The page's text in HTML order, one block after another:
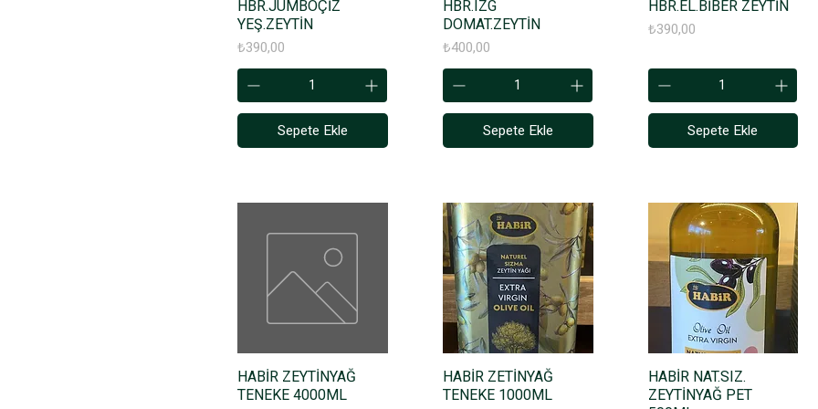
HBR.JUMBOÇİZ
YEŞ.ZEYTİN
Fiyat
₺390,00
Sepete Ekle
HBR.IZG
DOMAT.ZEYTİN
Fiyat
₺400,00
Sepete Ekle
HBR.EL.BİBER ZEYTİN
Fiyat
₺390,00
Sepete Ekle
HABİR ZEYTİNYAĞ
TENEKE 4000ML
HABİR ZETİNYAĞ
TENEKE 1000ML
HABİR NAT.SIZ.
ZEYTİNYAĞ PET